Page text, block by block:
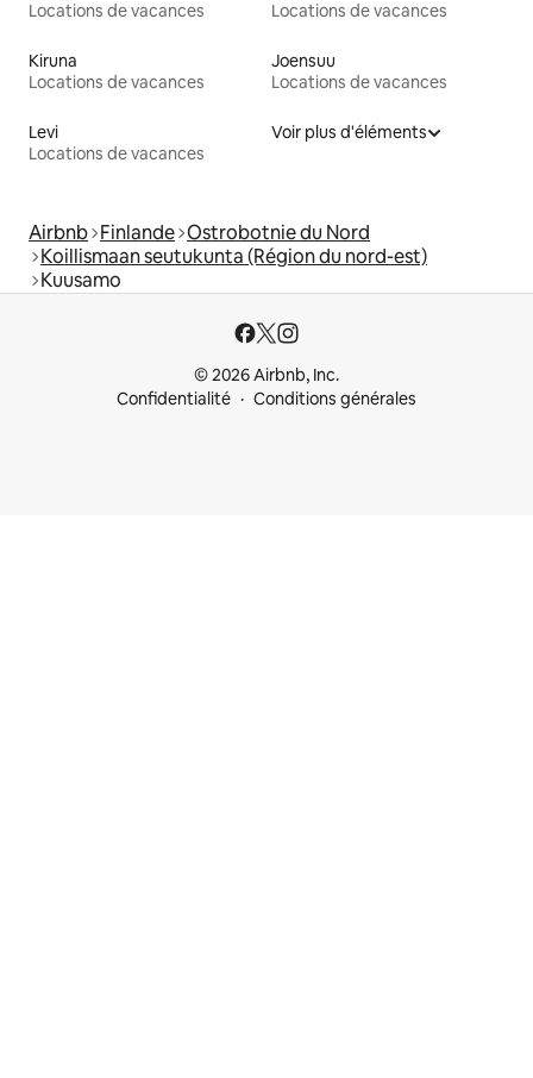
Locations de vacances
Locations de vacances
Kiruna
Locations de vacances
Joensuu
Locations de vacances
Levi
Locations de vacances
Voir plus d'éléments
Airbnb Finlande Ostrobotnie du Nord
Koillismaan seutukunta (Région du nord-est)
Kuusamo
© 2026 Airbnb, Inc.
Confidentialité
Conditions générales